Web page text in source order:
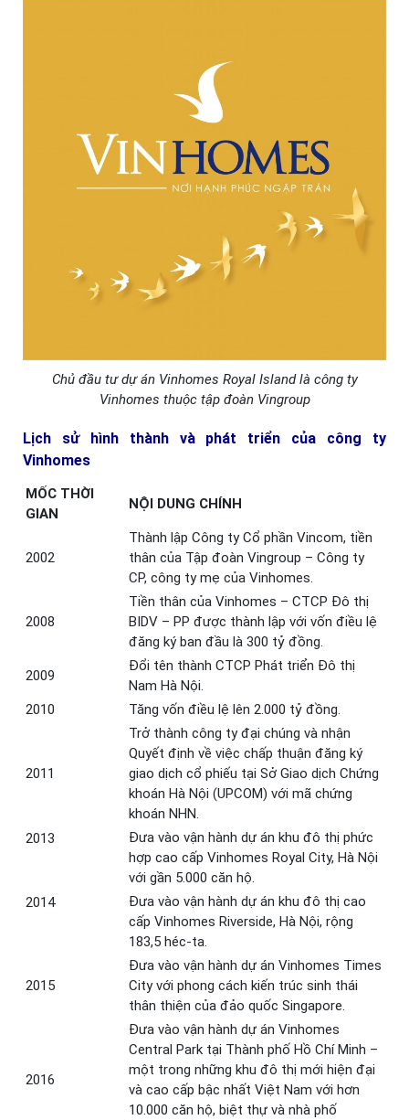
Chủ đầu tư dự án Vinhomes Royal Island là công ty
Vinhomes thuộc tập đoàn Vingroup
Lịch sử hình thành và phát triển của công ty
Vinhomes
MỐC THỜI
GIAN
NỘI DUNG CHÍNH
2002
Thành lập Công ty Cổ phần Vincom, tiền
thân của Tập đoàn Vingroup – Công ty
CP, công ty mẹ của Vinhomes.
2008
Tiền thân của Vinhomes – CTCP Đô thị
BIDV – PP được thành lập với vốn điều lệ
đăng ký ban đầu là 300 tỷ đồng.
2009
Đổi tên thành CTCP Phát triển Đô thị
Nam Hà Nội.
2010
Tăng vốn điều lệ lên 2.000 tỷ đồng.
2011
Trở thành công ty đại chúng và nhận
Quyết định về việc chấp thuận đăng ký
giao dịch cổ phiếu tại Sở Giao dịch Chứng
khoán Hà Nội (UPCOM) với mã chứng
khoán NHN.
2013
Đưa vào vận hành dự án khu đô thị phức
hợp cao cấp Vinhomes Royal City, Hà Nội
với gần 5.000 căn hộ.
2014
Đưa vào vận hành dự án khu đô thị cao
cấp Vinhomes Riverside, Hà Nội, rộng
183,5 héc-ta.
2015
Đưa vào vận hành dự án Vinhomes Times
City với phong cách kiến trúc sinh thái
thân thiện của đảo quốc Singapore.
2016
Đưa vào vận hành dự án Vinhomes
Central Park tại Thành phố Hồ Chí Minh –
một trong những khu đô thị mới hiện đại
và cao cấp bậc nhất Việt Nam với hơn
10.000 căn hộ, biệt thự và nhà phố